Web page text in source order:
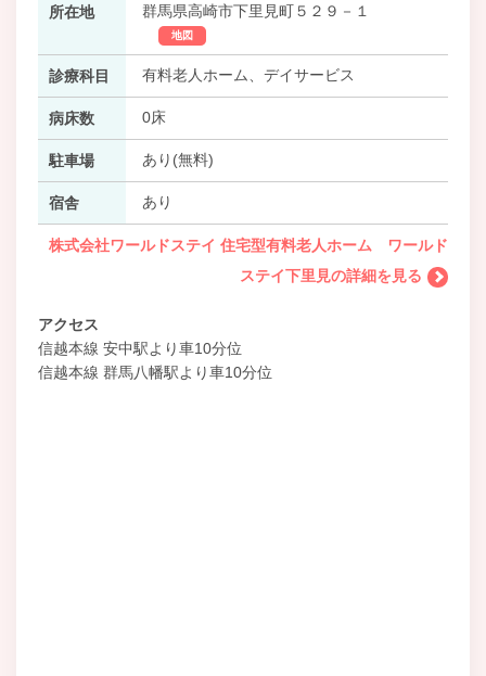
所在地 群馬県高崎市下里見町５２９－１
地図
診療科目 有料老人ホーム、デイサービス
病床数 0床
駐車場 あり(無料)
宿舎 あり
株式会社ワールドステイ 住宅型有料老人ホーム ワールド
ステイ下里見の詳細を見る
アクセス
信越本線 安中駅より車10分位
信越本線 群馬八幡駅より車10分位